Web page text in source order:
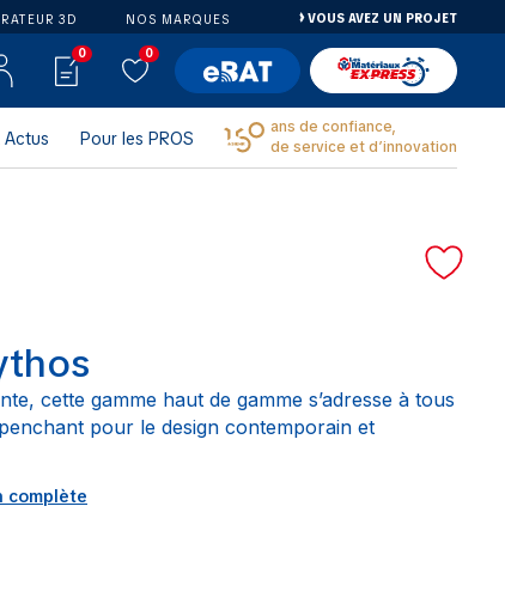
3D NOS MARQUES VOUS AVEZ UN PROJET
0 0
Pour les PROS
ans de confiance,
de service et d’innovation
cette gamme haut de gamme s’adresse à tous
pour le design contemporain et
complète